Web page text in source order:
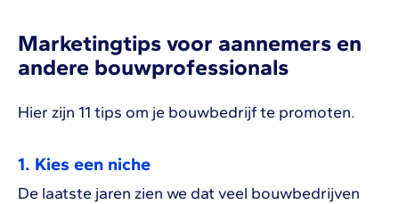
Marketingtips voor aannemers en
andere bouwprofessionals
Hier zijn 11 tips om je bouwbedrijf te promoten.
1. Kies een niche
De laatste jaren zien we dat veel bouwbedrijven